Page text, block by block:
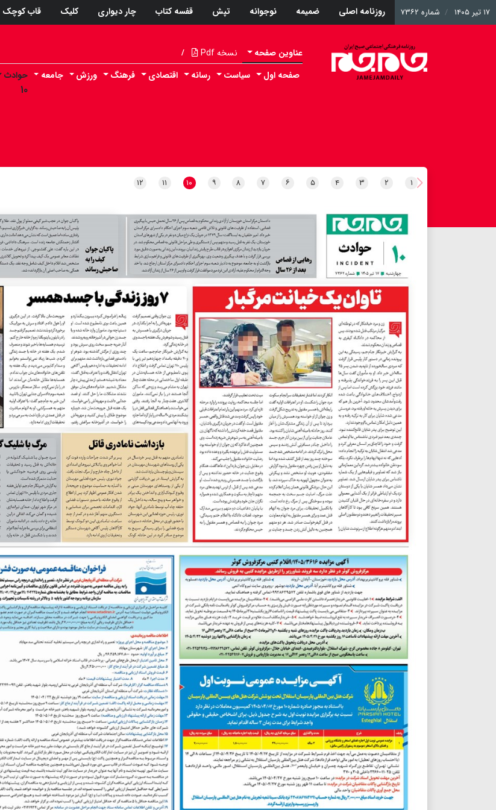
۱۷ تیر ۱۴۰۵ شماره ۷۳۶۲ روزنامه اصلی ضمیمه نوجوانه تپش قفسه کتاب چار دیواری کلیک قاب کوچک
عناوین صفحه نسخه Pdf /
صفحه اول سیاست رسانه اقتصادی فرهنگ ورزش جامعه حوادث
۱۰
۱ ۲ ۳ ۴ ۵ ۶ ۷ ۸ ۹ ۱۰ ۱۱ ۱۲